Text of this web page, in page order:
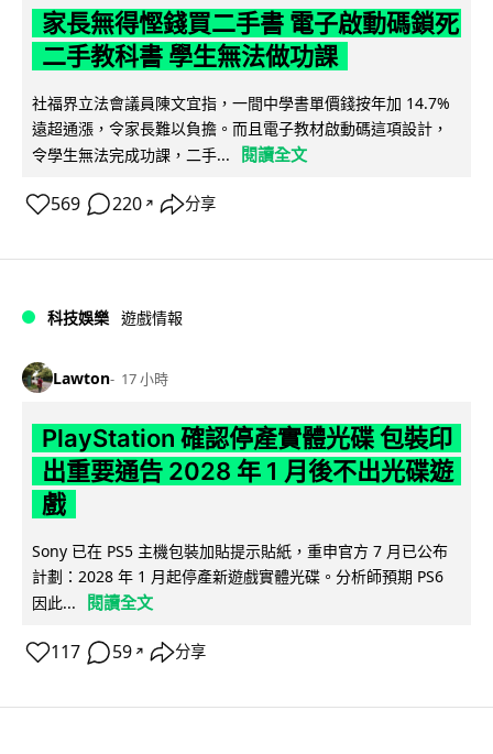
家長無得慳錢買二手書 電子啟動碼鎖死
二手教科書 學生無法做功課
社福界立法會議員陳文宜指，一間中學書單價錢按年加 14.7%
遠超通漲，令家長難以負擔。而且電子教材啟動碼這項設計，
令學生無法完成功課，二手...
閱讀全文
569 220 ↗ 分享
科技娛樂 遊戲情報
Lawton 17 小時
PlayStation 確認停產實體光碟 包裝印
出重要通告 2028 年 1 月後不出光碟遊
戲
Sony 已在 PS5 主機包裝加貼提示貼紙，重申官方 7 月已公布
計劃：2028 年 1 月起停產新遊戲實體光碟。分析師預期 PS6
因此...
閱讀全文
117 59 ↗ 分享